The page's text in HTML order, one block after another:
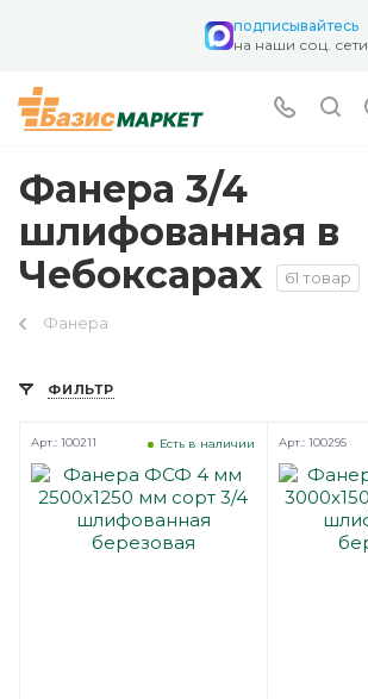
подписывайтесь
на наши соц. сети
Фанера 3/4
шлифованная в
Чебоксарах
61 товар
Фанера
ФИЛЬТР
Есть в наличии
Арт.: 100211 Арт.: 100295